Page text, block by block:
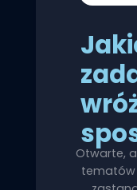
Otwarte,
tematów